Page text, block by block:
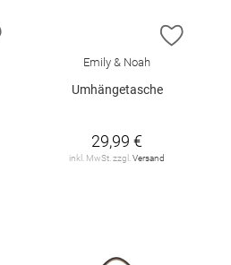
ZUR WUNSCHLISTE HINZUFÜGEN
ZUR
Emily & Noah
Umhängetasche
29,99 €
inkl. MwSt. zzgl. Versand